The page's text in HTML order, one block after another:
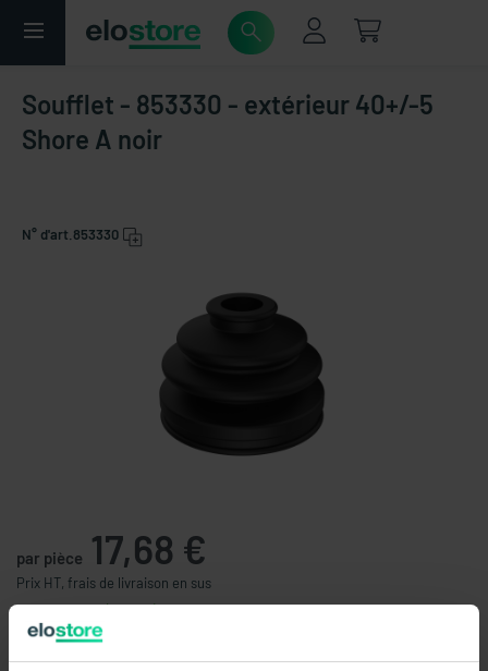
Soufflet - 853330 - extérieur 40+/-5
Shore A noir
N° d'art. 853330
par pièce 17,68 €
Prix HT, frais de livraison en sus
Disponible (70 pcs.), délai de livraison 1-3 jours